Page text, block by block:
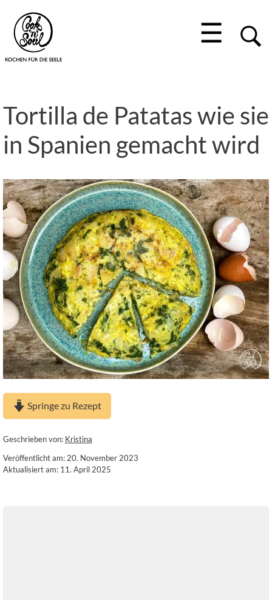
☰
Tortilla de Patatas wie sie
in Spanien gemacht wird
Springe zu Rezept
Geschrieben von: Kristina
Veröffentlicht am: 20. November 2023
Aktualisiert am: 11. April 2025